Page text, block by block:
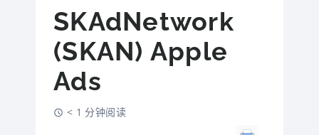
SKAdNetwork
(SKAN) Apple
Ads
< 1 分钟阅读